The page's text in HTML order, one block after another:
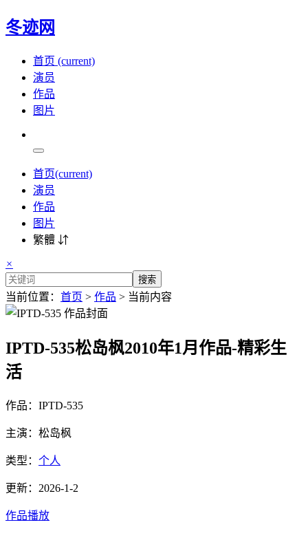
冬迹网
首页 (current)
演员
作品
图片
首页(current)
演员
作品
图片
繁體 ⇵
×
搜索
当前位置： 首页 > 作品 > 当前内容
IPTD-535松岛枫2010年1月作品-精彩生
活
作品：IPTD-535
主演：松岛枫
类型： 个人
更新：2026-1-2
作品播放